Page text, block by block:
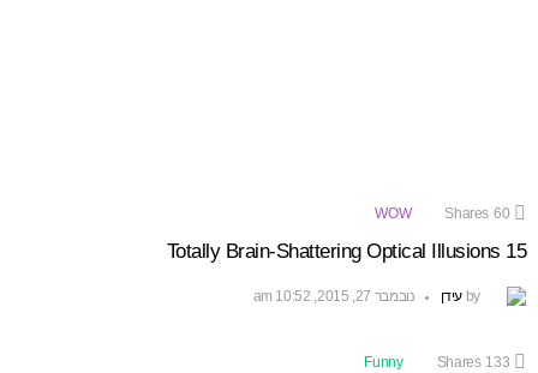
60
Shares
WOW
15 Totally Brain-Shattering Optical Illusions
by עידן נובמבר 27, 2015, 10:52 am
133
Shares
Funny